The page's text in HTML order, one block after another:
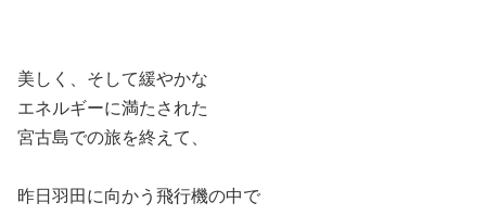
美しく、そして緩やかな
エネルギーに満たされた
宮古島での旅を終えて、
昨日羽田に向かう飛行機の中で